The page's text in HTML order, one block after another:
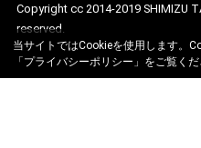
当サイトではCookieを使用します。
「 プライバシーポリシー 」をご覧くだ
Copyright cc 2014-2019 SHIMIZU
reserved.